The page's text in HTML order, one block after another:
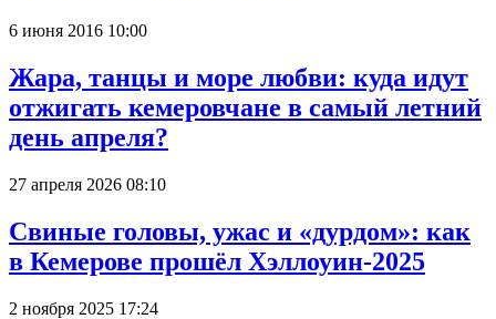
6 июня 2016 10:00
Жара, танцы и море любви: куда идут
отжигать кемеровчане в самый летний
день апреля?
27 апреля 2026 08:10
Свиные головы, ужас и «дурдом»: как
в Кемерове прошёл Хэллоуин-2025
2 ноября 2025 17:24